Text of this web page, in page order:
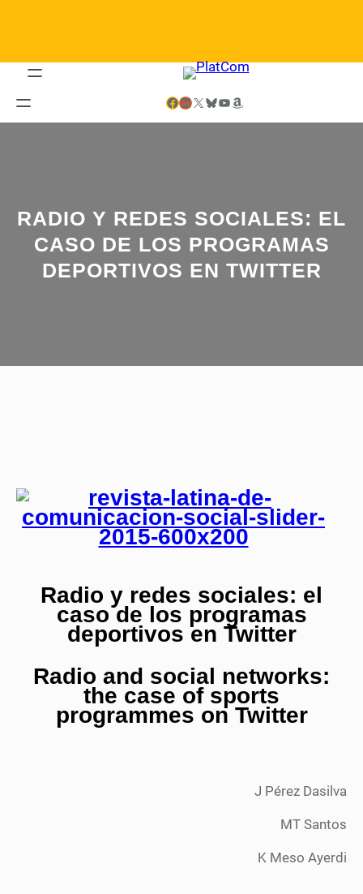
Facebook LinkedIn X Bluesky YouTube Amazon
RADIO Y REDES SOCIALES: EL
CASO DE LOS PROGRAMAS
DEPORTIVOS EN TWITTER
Radio y redes sociales: el
caso de los programas
deportivos en Twitter
Radio and social networks:
the case of sports
programmes on Twitter
J Pérez Dasilva
MT Santos
K Meso Ayerdi